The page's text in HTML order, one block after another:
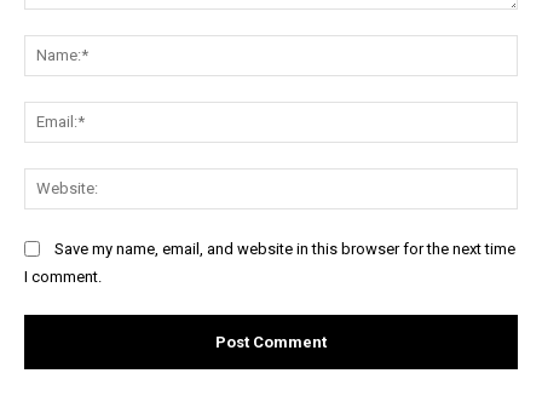
Save my name, email, and website in this browser for the next time
I comment.